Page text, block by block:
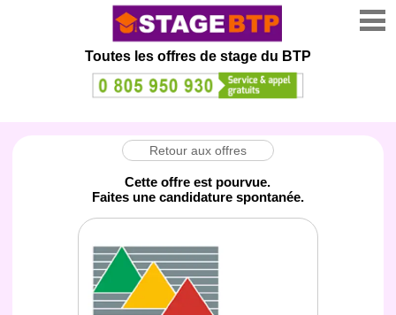
Toutes les offres de stage du BTP
Retour aux offres
Cette offre est pourvue.
Faites une candidature spontanée.